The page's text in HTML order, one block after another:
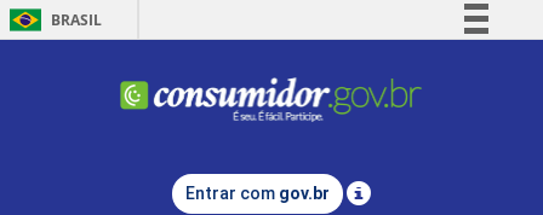
BRASIL
Comunica BR
Legislação
Entrar com gov.br